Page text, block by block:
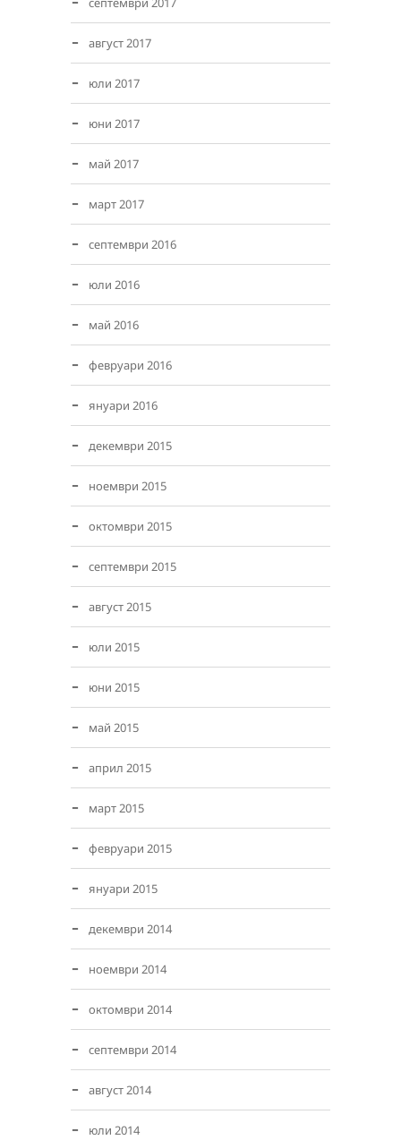
август 2017
юли 2017
юни 2017
май 2017
март 2017
септември 2016
юли 2016
май 2016
февруари 2016
януари 2016
декември 2015
ноември 2015
октомври 2015
септември 2015
август 2015
юли 2015
юни 2015
май 2015
април 2015
март 2015
февруари 2015
януари 2015
декември 2014
ноември 2014
октомври 2014
септември 2014
август 2014
юли 2014